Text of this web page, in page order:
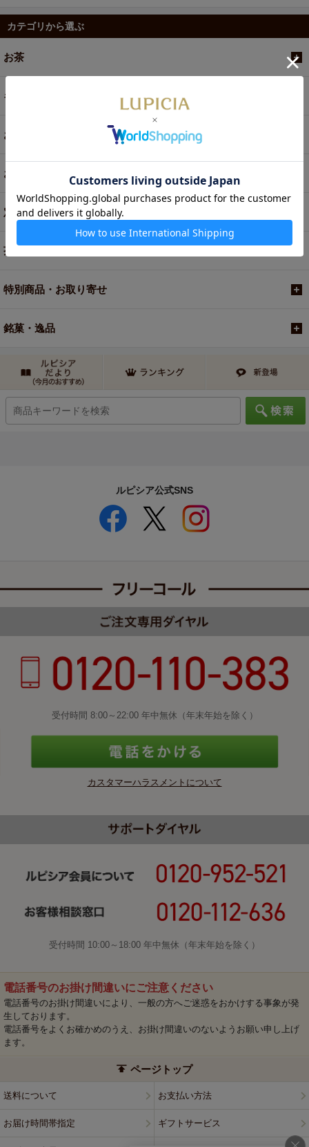
カテゴリから選ぶ
お茶
ギフト
お菓子・食品・飲料
お買い得商品
定期便
茶器・オリジナルグッズ
特別商品・お取り寄せ
銘菓・逸品
ルピシア公式SNS
受付時間 8:00～22:00 年中無休（年末年始を除く）
カスタマーハラスメントについて
受付時間 10:00～18:00 年中無休（年末年始を除く）
電話番号のお掛け間違いにご注意ください
電話番号のお掛け間違いにより、一般の方へご迷惑をおかけする事象が発
生しております。
電話番号をよくお確かめのうえ、お掛け間違いのないようお願い申し上げ
ます。
ページトップ
送料について お支払い方法
お届け時間帯指定 ギフトサービス